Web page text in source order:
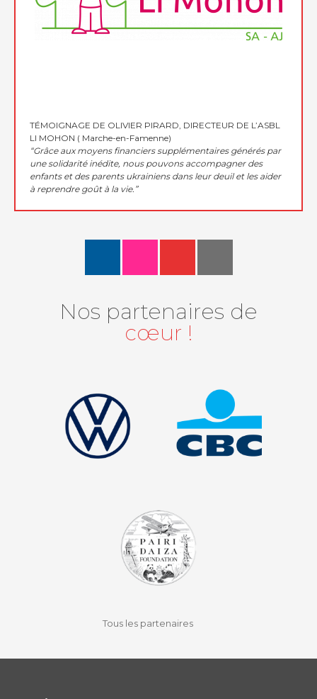
TÉMOIGNAGE DE OLIVIER PIRARD, DIRECTEUR DE L’ASBL
LI MOHON ( Marche-en-Famenne)
“Grâce aux moyens financiers supplémentaires générés par
une solidarité inédite, nous pouvons accompagner des
enfants et des parents ukrainiens dans leur deuil et les aider
à reprendre goût à la vie.”
Nos partenaires de
cœur !
Tous les partenaires